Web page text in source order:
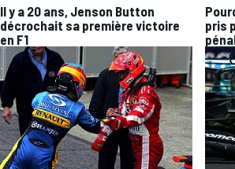
Il y a 20 ans, Jenson Button
décrochait sa première victoire
en F1
pris